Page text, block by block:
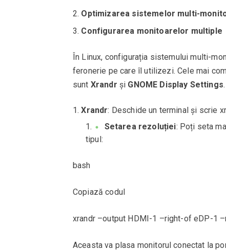
Optimizarea sistemelor multi-
Configurarea monitoarelor multiple
În Linux, configurația sistemului multi-
feronerie pe care îl utilizezi. Cele mai
sunt Xrandr și GNOME Display Settings.
Xrandr: Deschide un terminal și scrie
Setarea rezoluției: Poți seta
tipul:
bash
Copiază codul
xrandr –output HDMI-1 –right-of eDP-1
Aceasta va plasa monitorul conectat la